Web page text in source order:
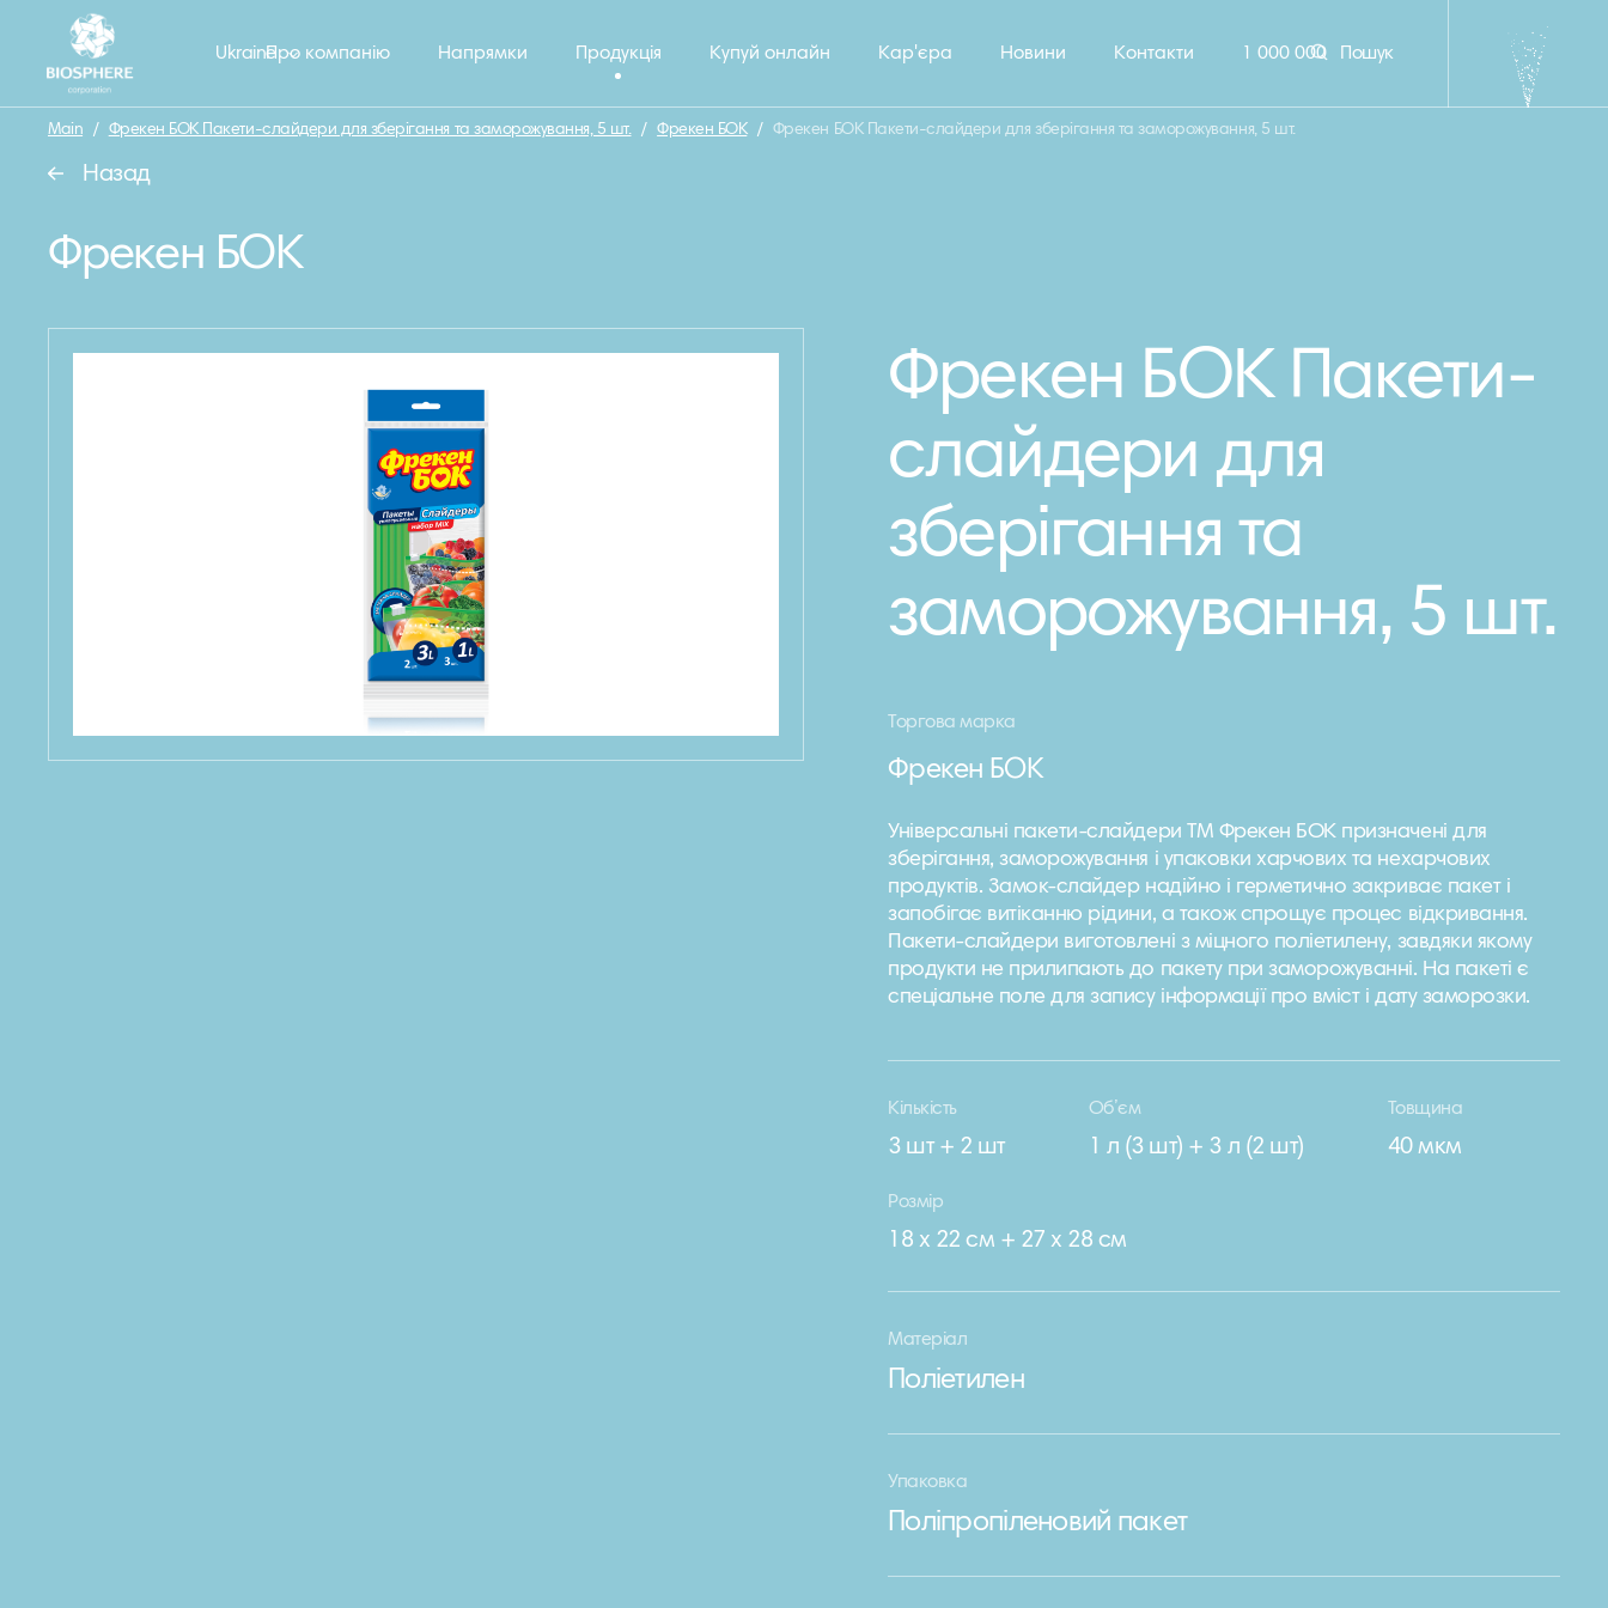
Про компанію Напрямки Продукція Купуй онлайн Кар'єра Новини Контакти 1 000 000 Пошук
Ukraine
Main / Фрекен БОК Пакети-слайдери для зберігання та заморожування, 5 шт. / Фрекен БОК / Фрекен БОК Пакети-слайдери для зберігання та заморожування, 5 шт.
Назад
Фрекен БОК
Фрекен БОК Пакети-
слайдери для
зберігання та
заморожування, 5 шт.
Торгова марка
Фрекен БОК
Універсальні пакети-слайдери ТМ Фрекен БОК призначені для
зберігання, заморожування і упаковки харчових та нехарчових
продуктів. Замок-слайдер надійно і герметично закриває пакет і
запобігає витіканню рідини, а також спрощує процес відкривання.
Пакети-слайдери виготовлені з міцного поліетилену, завдяки якому
продукти не прилипають до пакету при заморожуванні. На пакеті є
спеціальне поле для запису інформації про вміст і дату заморозки.
Кількість
3 шт + 2 шт
Об’єм
1 л (3 шт) + 3 л (2 шт)
Товщина
40 мкм
Розмір
18 х 22 см + 27 х 28 см
Матеріал
Поліетилен
Упаковка
Поліпропіленовий пакет